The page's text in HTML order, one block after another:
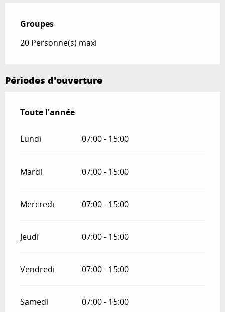
Groupes
Groupes
20 Personne(s) maxi
Périodes d'ouverture
Toute l'année
Toute l'année
Lundi 07:00 - 15:00
Mardi 07:00 - 15:00
Mercredi 07:00 - 15:00
Jeudi 07:00 - 15:00
Vendredi 07:00 - 15:00
Samedi 07:00 - 15:00